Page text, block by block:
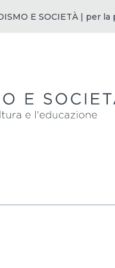
E SOCIETÀ | per la